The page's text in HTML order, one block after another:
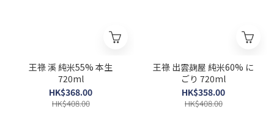
王祿 溪 純米55% 本生
720ml
HK$368.00
HK$408.00
王祿 出雲麹屋 純米60% に
ごり 720ml
HK$358.00
HK$408.00